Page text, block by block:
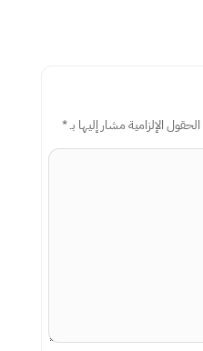
الحقول الإلزامية مشار إليها بـ*